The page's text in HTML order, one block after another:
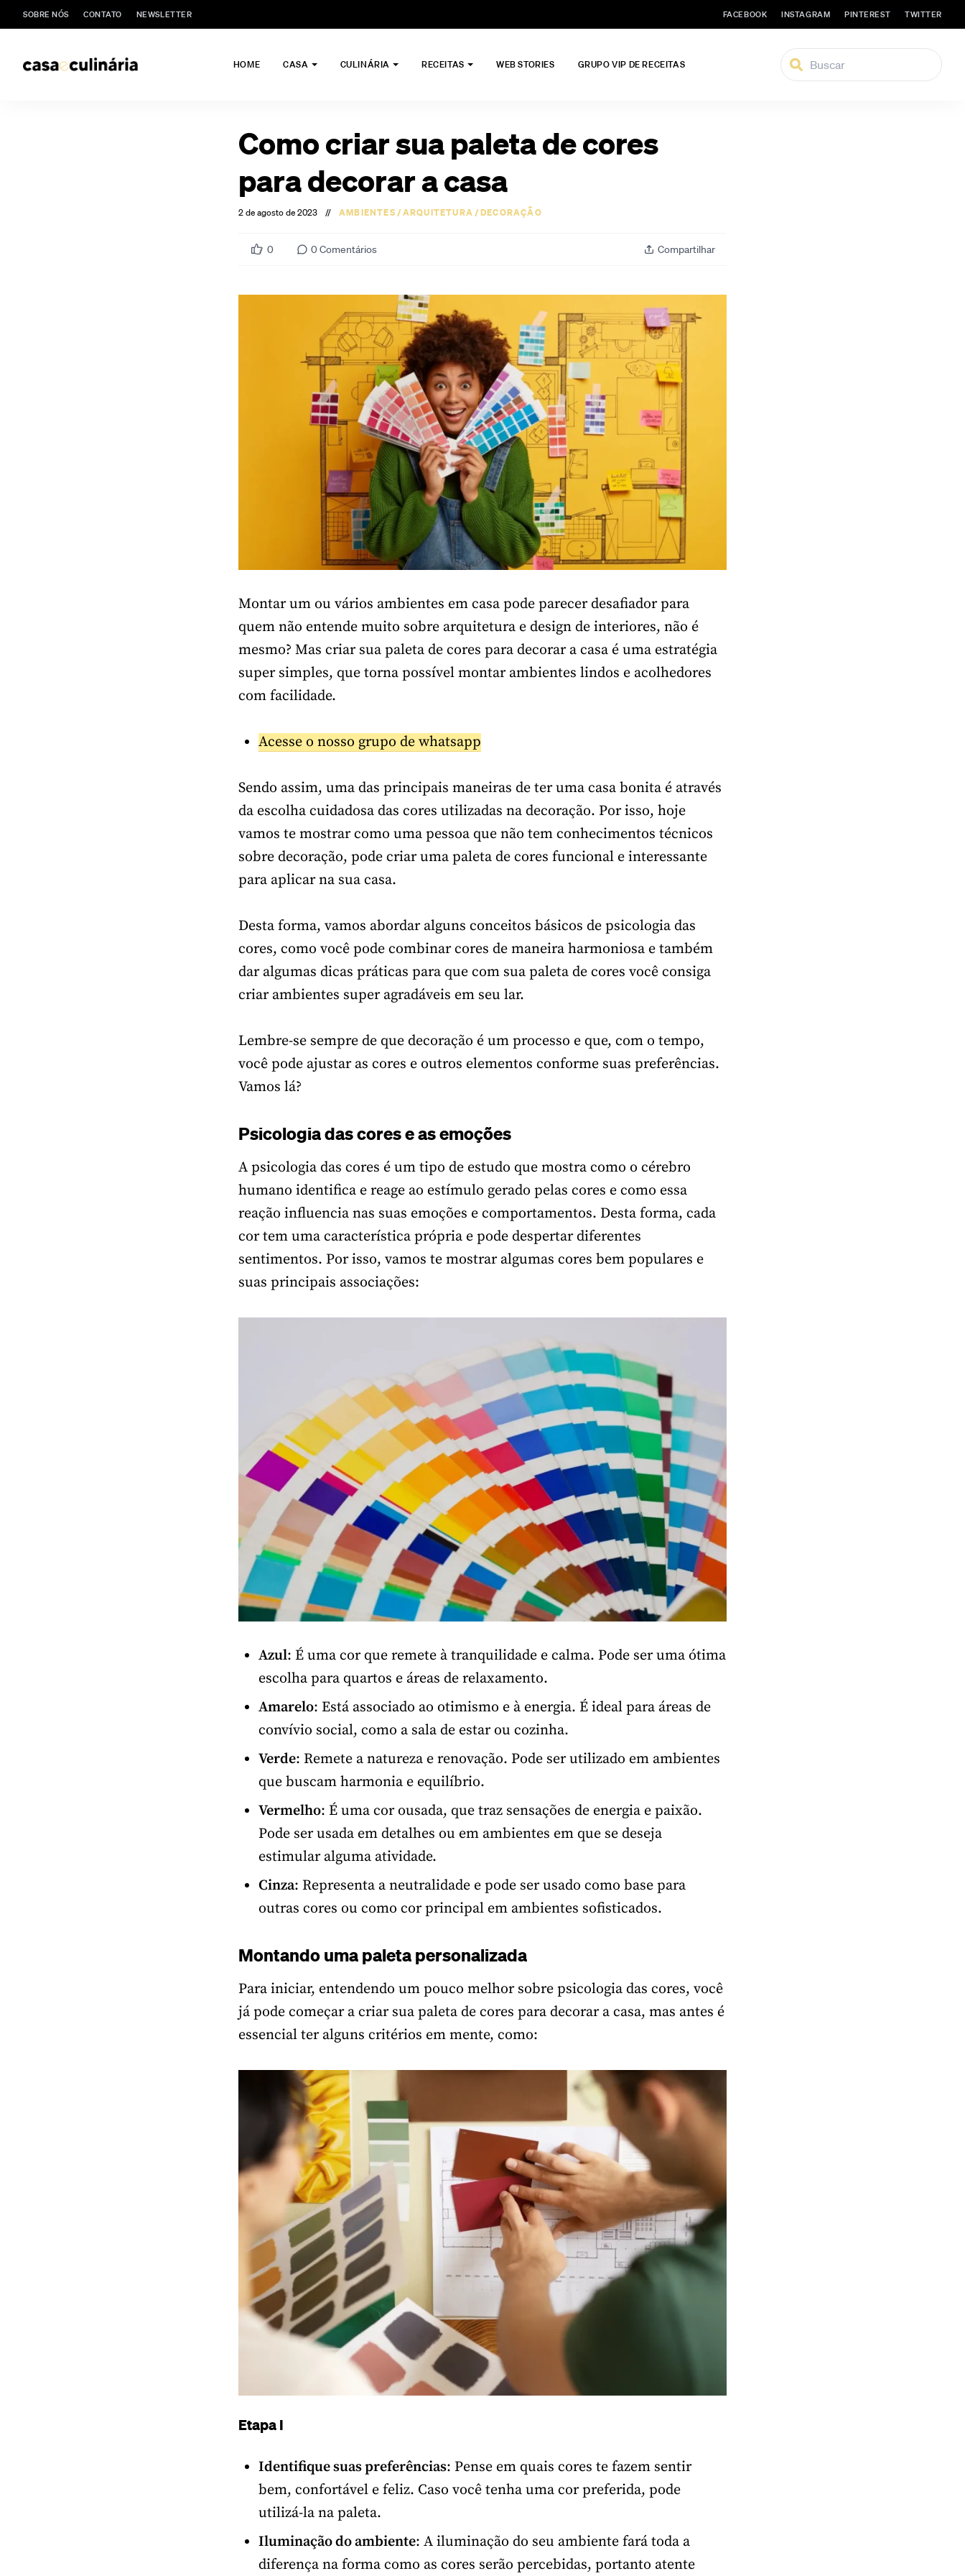
SOBRE NÓS CONTATO NEWSLETTER FACEBOOK INSTAGRAM PINTEREST TWITTER
HOME CASA CULINÁRIA RECEITAS WEB STORIES GRUPO VIP DE RECEITAS
Como criar sua paleta de cores
para decorar a casa
2 de agosto de 2023 // AMBIENTES/ARQUITETURA/DECORAÇÃO
0 0 Comentários Compartilhar
Montar um ou vários ambientes em casa pode parecer desafiador para
quem não entende muito sobre arquitetura e design de interiores, não é
mesmo? Mas criar sua paleta de cores para decorar a casa é uma estratégia
super simples, que torna possível montar ambientes lindos e acolhedores
com facilidade.
Acesse o nosso grupo de whatsapp
Sendo assim, uma das principais maneiras de ter uma casa bonita é através
da escolha cuidadosa das cores utilizadas na decoração. Por isso, hoje
vamos te mostrar como uma pessoa que não tem conhecimentos técnicos
sobre decoração, pode criar uma paleta de cores funcional e interessante
para aplicar na sua casa.
Desta forma, vamos abordar alguns conceitos básicos de psicologia das
cores, como você pode combinar cores de maneira harmoniosa e também
dar algumas dicas práticas para que com sua paleta de cores você consiga
criar ambientes super agradáveis em seu lar.
Lembre-se sempre de que decoração é um processo e que, com o tempo,
você pode ajustar as cores e outros elementos conforme suas preferências.
Vamos lá?
Psicologia das cores e as emoções
A psicologia das cores é um tipo de estudo que mostra como o cérebro
humano identifica e reage ao estímulo gerado pelas cores e como essa
reação influencia nas suas emoções e comportamentos. Desta forma, cada
cor tem uma característica própria e pode despertar diferentes
sentimentos. Por isso, vamos te mostrar algumas cores bem populares e
suas principais associações:
Azul: É uma cor que remete à tranquilidade e calma. Pode ser uma ótima
escolha para quartos e áreas de relaxamento.
Amarelo: Está associado ao otimismo e à energia. É ideal para áreas de
convívio social, como a sala de estar ou cozinha.
Verde: Remete a natureza e renovação. Pode ser utilizado em ambientes
que buscam harmonia e equilíbrio.
Vermelho: É uma cor ousada, que traz sensações de energia e paixão.
Pode ser usada em detalhes ou em ambientes em que se deseja
estimular alguma atividade.
Cinza: Representa a neutralidade e pode ser usado como base para
outras cores ou como cor principal em ambientes sofisticados.
Montando uma paleta personalizada
Para iniciar, entendendo um pouco melhor sobre psicologia das cores, você
já pode começar a criar sua paleta de cores para decorar a casa, mas antes é
essencial ter alguns critérios em mente, como:
Etapa I
Identifique suas preferências: Pense em quais cores te fazem sentir
bem, confortável e feliz. Caso você tenha uma cor preferida, pode
utilizá-la na paleta.
Iluminação do ambiente: A iluminação do seu ambiente fará toda a
diferença na forma como as cores serão percebidas, portanto atente